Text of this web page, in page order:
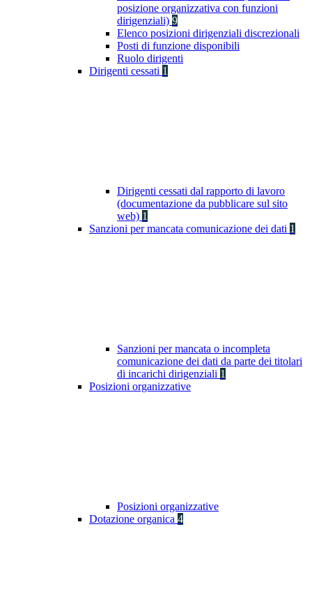
posizione organizzativa con funzioni
dirigenziali) 9
Elenco posizioni dirigenziali discrezionali
Posti di funzione disponibili
Ruolo dirigenti
Dirigenti cessati 1
Dirigenti cessati dal rapporto di lavoro
(documentazione da pubblicare sul sito
web) 1
Sanzioni per mancata comunicazione dei dati 1
Sanzioni per mancata o incompleta
comunicazione dei dati da parte dei titolari
di incarichi dirigenziali 1
Posizioni organizzative
Posizioni organizzative
Dotazione organica 4